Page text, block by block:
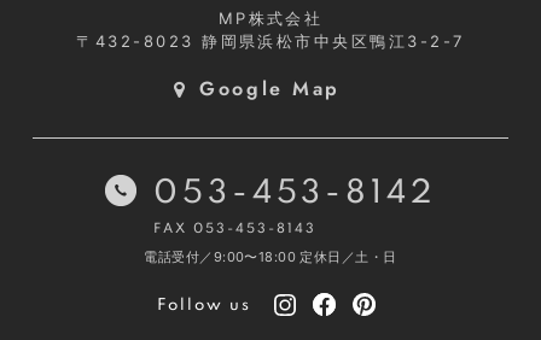
MP株式会社
〒432-8023静岡県浜松市中央区鴨江3-2-7
Google Map
053-453-8142
FAX 053-453-8143
電話受付／9:00〜18:00 定休日／土・日
Follow us